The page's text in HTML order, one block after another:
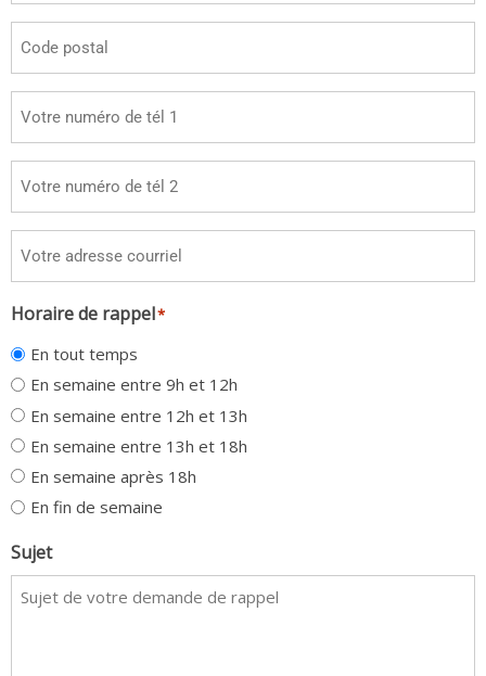
Horaire de rappel*
En tout temps
En semaine entre 9h et 12h
En semaine entre 12h et 13h
En semaine entre 13h et 18h
En semaine après 18h
En fin de semaine
Sujet